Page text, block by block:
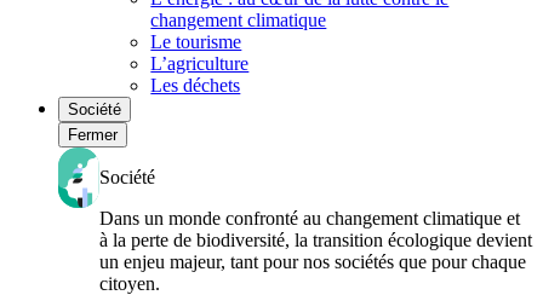
changement climatique
Le tourisme
L’agriculture
Les déchets
Société
Fermer
Société
Dans un monde confronté au changement climatique et
à la perte de biodiversité, la transition écologique devient
un enjeu majeur, tant pour nos sociétés que pour chaque
citoyen.